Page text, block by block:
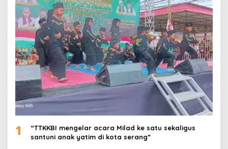
1
“TTKKBI mengelar acara Milad ke satu sekaligus
santuni anak yatim di kota serang”